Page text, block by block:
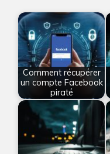
Comment récupérer
un compte Facebook
piraté